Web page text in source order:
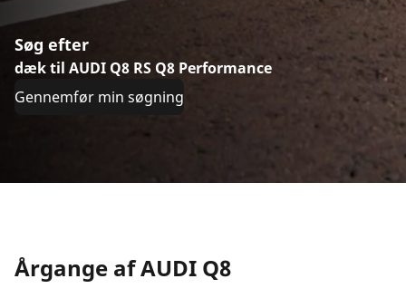
Søg efter
dæk til AUDI Q8 RS Q8 Performance
Gennemfør min søgning
Årgange af AUDI Q8